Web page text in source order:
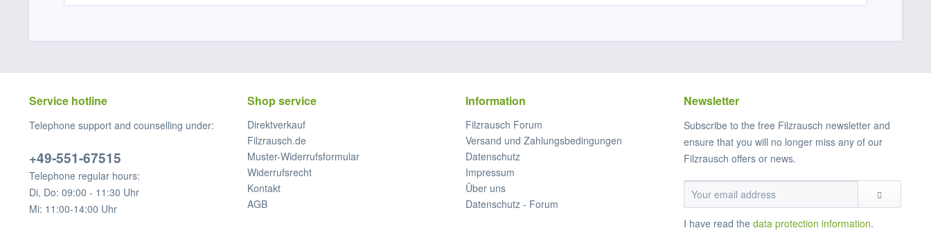
Service hotline
Telephone support and counselling under:
+49-551-67515
Telephone regular hours:
Di, Do: 09:00 - 11:30 Uhr
Mi: 11:00-14:00 Uhr
Shop service
Direktverkauf
Filzrausch.de
Muster-Widerrufsformular
Widerrufsrecht
Kontakt
AGB
Information
Filzrausch Forum
Versand und Zahlungsbedingungen
Datenschutz
Impressum
Über uns
Datenschutz - Forum
Newsletter
Subscribe to the free Filzrausch newsletter and
ensure that you will no longer miss any of our
Filzrausch offers or news.
I have read the data protection information.